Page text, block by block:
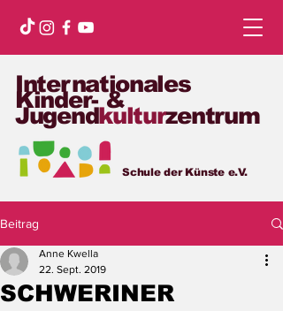
Internationales
Kinder- &
Jugendkulturzentrum
Schule der Künste e.V.
Beitrag
SCHWERINER
Anne Kwella
22. Sept. 2019